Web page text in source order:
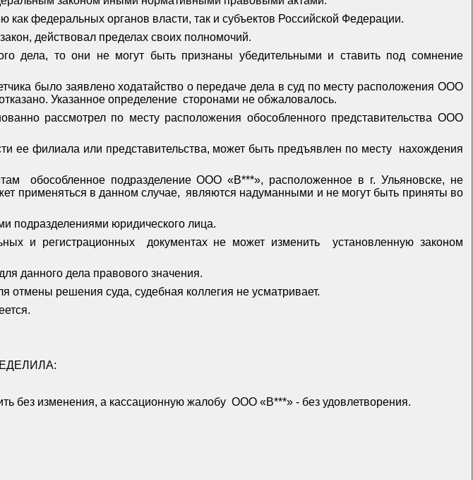
как федеральных органов власти, так и субъектов Российской Федерации.
действовал пределах своих полномочий.
дела, то они не могут быть признаны убедительными и ставить под сомнение
было заявлено ходатайство о передаче дела в суд по месту расположения ООО
Указанное определение сторонами не обжаловалось.
рассмотрел по месту расположения обособленного представительства ООО
ее филиала или представительства, может быть предъявлен по месту
нахождения
обособленное подразделение ООО «В***», расположенное в г. Ульяновске, не
применяться в данном случае, являются надуманными и не могут быть приняты во
подразделениями юридического лица.
и регистрационных
документах не может изменить
установленную законом
данного дела правового значения.
решения суда, судебная коллегия не усматривает.
без изменения, а кассационную жалобу ООО «В***» - без удовлетворения.